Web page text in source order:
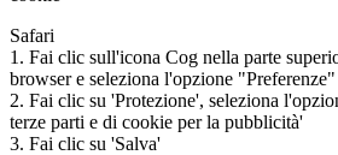
Safari
1. Fai clic sull'icona Cog nella parte
browser e seleziona l'opzione "Preferenze"
2. Fai clic su 'Protezione', seleziona
terze parti e di cookie per la pubblicità'
3. Fai clic su 'Salva'